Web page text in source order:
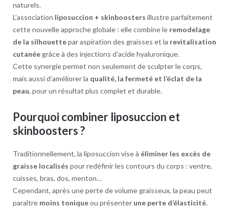
naturels.
L’association liposuccion + skinboosters illustre parfaitement
cette nouvelle approche globale : elle combine le remodelage
de la silhouettepar aspiration des graisses et la revitalisation
cutanéegrâce à des injections d’acide hyaluronique.
Cette synergie permet non seulement de sculpter le corps,
mais aussi d’améliorer la qualité, la fermeté et l’éclat de la
peau, pour un résultat plus complet et durable.
Pourquoi combiner liposuccion et
skinboosters ?
Traditionnellement, la liposuccion vise à éliminer les excès de
graisse localisés pour redéfinir les contours du corps : ventre,
cuisses, bras, dos, menton…
Cependant, après une perte de volume graisseux, la peau peut
paraître moins toniqueou présenter une perte d’élasticité.